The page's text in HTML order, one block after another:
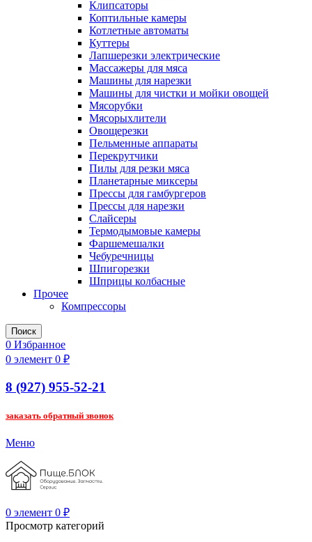
Клипсаторы
Коптильные камеры
Котлетные автоматы
Куттеры
Лапшерезки электрические
Массажеры для мяса
Машины для нарезки
Машины для чистки и мойки овощей
Мясорубки
Мясорыхлители
Овощерезки
Пельменные аппараты
Перекрутчики
Пилы для резки мяса
Планетарные миксеры
Прессы для гамбургеров
Прессы для нарезки
Слайсеры
Термодымовые камеры
Фаршемешалки
Чебуречницы
Шпигорезки
Шприцы колбасные
Прочее
Компрессоры
Поиск
0 Избранное
0 элемент 0 ₽
8 (927) 955-52-21
заказать обратный звонок
Меню
0 элемент 0 ₽
Просмотр категорий